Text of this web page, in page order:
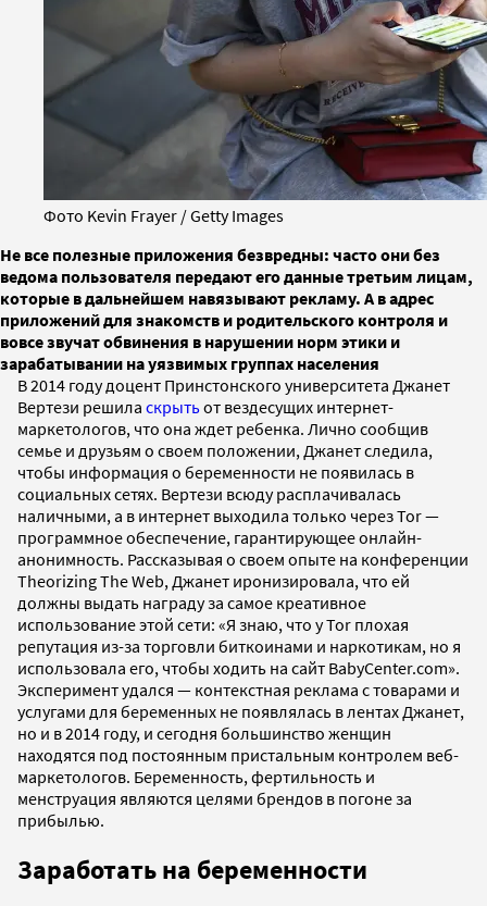
Фото Kevin Frayer / Getty Images
Не все полезные приложения безвредны: часто они без
ведома пользователя передают его данные третьим лицам,
которые в дальнейшем навязывают рекламу. А в адрес
приложений для знакомств и родительского контроля и
вовсе звучат обвинения в нарушении норм этики и
зарабатывании на уязвимых группах населения
В 2014 году доцент Принстонского университета Джанет
Вертези решила скрытьот вездесущих интернет-
маркетологов, что она ждет ребенка. Лично сообщив
семье и друзьям о своем положении, Джанет следила,
чтобы информация о беременности не появилась в
социальных сетях. Вертези всюду расплачивалась
наличными, а в интернет выходила только через Tor —
программное обеспечение, гарантирующее онлайн-
анонимность. Рассказывая о своем опыте на конференции
Theorizing The Web, Джанет иронизировала, что ей
должны выдать награду за самое креативное
использование этой сети: «Я знаю, что у Tor плохая
репутация из-за торговли биткоинами и наркотикам, но я
использовала его, чтобы ходить на сайт BabyCenter.com».
Эксперимент удался — контекстная реклама с товарами и
услугами для беременных не появлялась в лентах Джанет,
но и в 2014 году, и сегодня большинство женщин
находятся под постоянным пристальным контролем веб-
маркетологов. Беременность, фертильность и
менструация являются целями брендов в погоне за
прибылью.
Заработать на беременности